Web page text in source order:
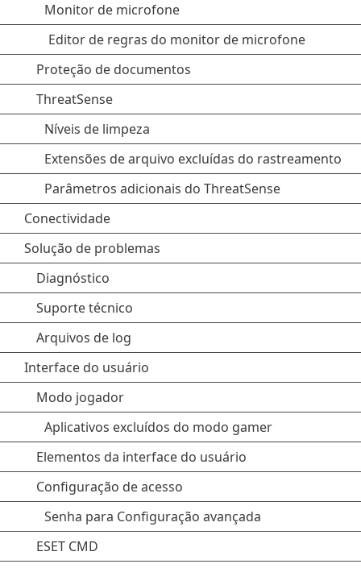
Monitor de microfone
Editor de regras do monitor de microfone
Proteção de documentos
ThreatSense
Níveis de limpeza
Extensões de arquivo excluídas do rastreamento
Parâmetros adicionais do ThreatSense
Conectividade
Solução de problemas
Diagnóstico
Suporte técnico
Arquivos de log
Interface do usuário
Modo jogador
Aplicativos excluídos do modo gamer
Elementos da interface do usuário
Configuração de acesso
Senha para Configuração avançada
ESET CMD